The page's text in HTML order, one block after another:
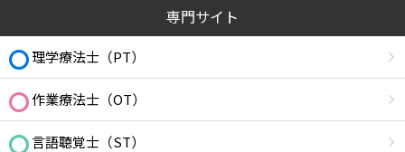
専門サイト
理学療法士（PT）
作業療法士（OT）
言語聴覚士（ST）